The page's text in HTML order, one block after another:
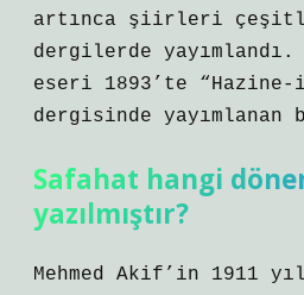
artınca şiirleri
dergilerde
eseri 1893’te “Hazine-i
dergisinde
Safahat hangi
yazılmıştır?
Mehmed Akif’in 1911